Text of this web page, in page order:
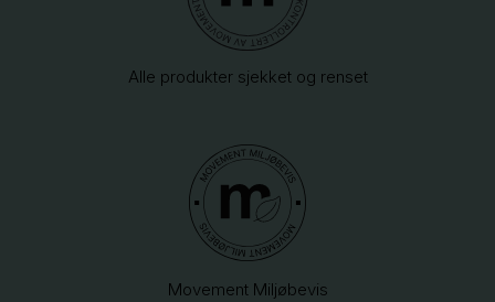
Alle produkter sjekket og renset
Movement Miljøbevis